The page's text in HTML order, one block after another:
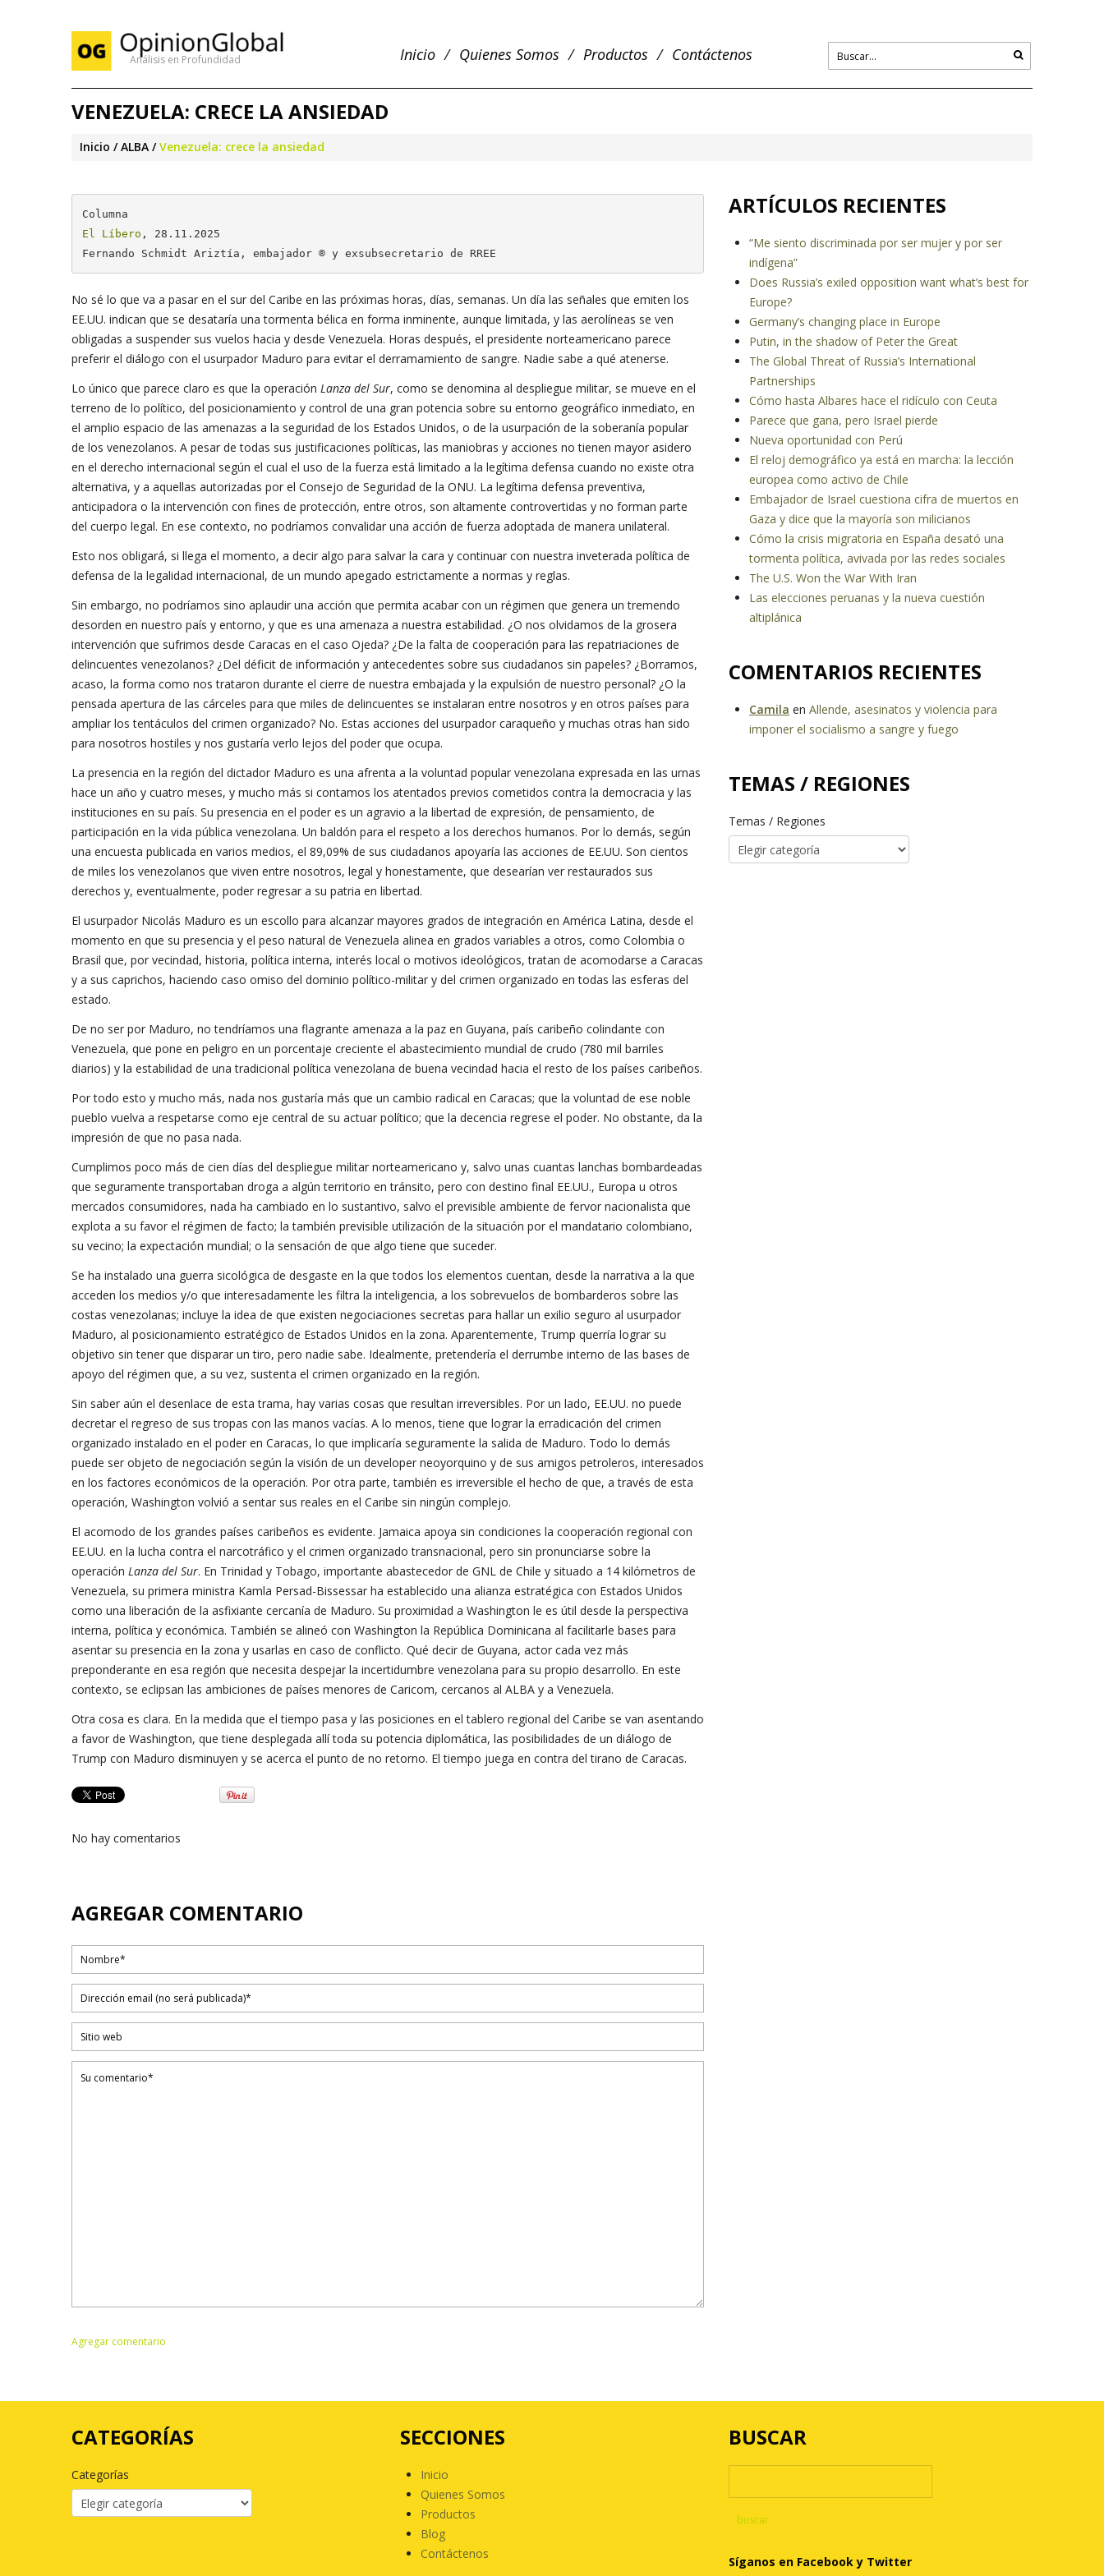
Análisis en Profundidad Inicio Quienes Somos Productos Contáctenos
VENEZUELA: CRECE LA ANSIEDAD
Inicio ALBA Venezuela: crece la ansiedad
El Líbero , 28.11.2025
Fernando Schmidt Ariztía, embajador ® y exsubsecretario de RREE
No sé lo que va a pasar en el sur del Caribe en las próximas horas, días, semanas. Un día las señales que emiten los
EE.UU. indican que se desataría una tormenta bélica en forma inminente, aunque limitada, y las aerolíneas se ven
obligadas a suspender sus vuelos hacia y desde Venezuela. Horas después, el presidente norteamericano parece
preferir el diálogo con el usurpador Maduro para evitar el derramamiento de sangre. Nadie sabe a qué atenerse.
Lo único que parece claro es que la operación Lanza del Sur, como se denomina al despliegue militar, se mueve en el
terreno de lo político, del posicionamiento y control de una gran potencia sobre su entorno geográfico inmediato, en
el amplio espacio de las amenazas a la seguridad de los Estados Unidos, o de la usurpación de la soberanía popular
de los venezolanos. A pesar de todas sus justificaciones políticas, las maniobras y acciones no tienen mayor asidero
en el derecho internacional según el cual el uso de la fuerza está limitado a la legítima defensa cuando no existe otra
alternativa, y a aquellas autorizadas por el Consejo de Seguridad de la ONU. La legítima defensa preventiva,
anticipadora o la intervención con fines de protección, entre otros, son altamente controvertidas y no forman parte
del cuerpo legal. En ese contexto, no podríamos convalidar una acción de fuerza adoptada de manera unilateral.
Esto nos obligará, si llega el momento, a decir algo para salvar la cara y continuar con nuestra inveterada política de
defensa de la legalidad internacional, de un mundo apegado estrictamente a normas y reglas.
Sin embargo, no podríamos sino aplaudir una acción que permita acabar con un régimen que genera un tremendo
desorden en nuestro país y entorno, y que es una amenaza a nuestra estabilidad. ¿O nos olvidamos de la grosera
intervención que sufrimos desde Caracas en el caso Ojeda? ¿De la falta de cooperación para las repatriaciones de
delincuentes venezolanos? ¿Del déficit de información y antecedentes sobre sus ciudadanos sin papeles? ¿Borramos,
acaso, la forma como nos trataron durante el cierre de nuestra embajada y la expulsión de nuestro personal? ¿O la
pensada apertura de las cárceles para que miles de delincuentes se instalaran entre nosotros y en otros países para
ampliar los tentáculos del crimen organizado? No. Estas acciones del usurpador caraqueño y muchas otras han sido
para nosotros hostiles y nos gustaría verlo lejos del poder que ocupa.
La presencia en la región del dictador Maduro es una afrenta a la voluntad popular venezolana expresada en las urnas
hace un año y cuatro meses, y mucho más si contamos los atentados previos cometidos contra la democracia y las
instituciones en su país. Su presencia en el poder es un agravio a la libertad de expresión, de pensamiento, de
participación en la vida pública venezolana. Un baldón para el respeto a los derechos humanos. Por lo demás, según
una encuesta publicada en varios medios, el 89,09% de sus ciudadanos apoyaría las acciones de EE.UU. Son cientos
de miles los venezolanos que viven entre nosotros, legal y honestamente, que desearían ver restaurados sus
derechos y, eventualmente, poder regresar a su patria en libertad.
El usurpador Nicolás Maduro es un escollo para alcanzar mayores grados de integración en América Latina, desde el
momento en que su presencia y el peso natural de Venezuela alinea en grados variables a otros, como Colombia o
Brasil que, por vecindad, historia, política interna, interés local o motivos ideológicos, tratan de acomodarse a Caracas
y a sus caprichos, haciendo caso omiso del dominio político-militar y del crimen organizado en todas las esferas del
estado.
De no ser por Maduro, no tendríamos una flagrante amenaza a la paz en Guyana, país caribeño colindante con
Venezuela, que pone en peligro en un porcentaje creciente el abastecimiento mundial de crudo (780 mil barriles
diarios) y la estabilidad de una tradicional política venezolana de buena vecindad hacia el resto de los países caribeños.
Por todo esto y mucho más, nada nos gustaría más que un cambio radical en Caracas; que la voluntad de ese noble
pueblo vuelva a respetarse como eje central de su actuar político; que la decencia regrese el poder. No obstante, da la
impresión de que no pasa nada.
Cumplimos poco más de cien días del despliegue militar norteamericano y, salvo unas cuantas lanchas bombardeadas
que seguramente transportaban droga a algún territorio en tránsito, pero con destino final EE.UU., Europa u otros
mercados consumidores, nada ha cambiado en lo sustantivo, salvo el previsible ambiente de fervor nacionalista que
explota a su favor el régimen de facto; la también previsible utilización de la situación por el mandatario colombiano,
su vecino; la expectación mundial; o la sensación de que algo tiene que suceder.
Se ha instalado una guerra sicológica de desgaste en la que todos los elementos cuentan, desde la narrativa a la que
acceden los medios y/o que interesadamente les filtra la inteligencia, a los sobrevuelos de bombarderos sobre las
costas venezolanas; incluye la idea de que existen negociaciones secretas para hallar un exilio seguro al usurpador
Maduro, al posicionamiento estratégico de Estados Unidos en la zona. Aparentemente, Trump querría lograr su
objetivo sin tener que disparar un tiro, pero nadie sabe. Idealmente, pretendería el derrumbe interno de las bases de
apoyo del régimen que, a su vez, sustenta el crimen organizado en la región.
Sin saber aún el desenlace de esta trama, hay varias cosas que resultan irreversibles. Por un lado, EE.UU. no puede
decretar el regreso de sus tropas con las manos vacías. A lo menos, tiene que lograr la erradicación del crimen
organizado instalado en el poder en Caracas, lo que implicaría seguramente la salida de Maduro. Todo lo demás
puede ser objeto de negociación según la visión de un developer neoyorquino y de sus amigos petroleros, interesados
en los factores económicos de la operación. Por otra parte, también es irreversible el hecho de que, a través de esta
operación, Washington volvió a sentar sus reales en el Caribe sin ningún complejo.
El acomodo de los grandes países caribeños es evidente. Jamaica apoya sin condiciones la cooperación regional con
EE.UU. en la lucha contra el narcotráfico y el crimen organizado transnacional, pero sin pronunciarse sobre la
operación Lanza del Sur. En Trinidad y Tobago, importante abastecedor de GNL de Chile y situado a 14 kilómetros de
Venezuela, su primera ministra Kamla Persad-Bissessar ha establecido una alianza estratégica con Estados Unidos
como una liberación de la asfixiante cercanía de Maduro. Su proximidad a Washington le es útil desde la perspectiva
interna, política y económica. También se alineó con Washington la República Dominicana al facilitarle bases para
asentar su presencia en la zona y usarlas en caso de conflicto. Qué decir de Guyana, actor cada vez más
preponderante en esa región que necesita despejar la incertidumbre venezolana para su propio desarrollo. En este
contexto, se eclipsan las ambiciones de países menores de Caricom, cercanos al ALBA y a Venezuela.
Otra cosa es clara. En la medida que el tiempo pasa y las posiciones en el tablero regional del Caribe se van asentando
a favor de Washington, que tiene desplegada allí toda su potencia diplomática, las posibilidades de un diálogo de
Trump con Maduro disminuyen y se acerca el punto de no retorno. El tiempo juega en contra del tirano de Caracas.
No hay comentarios
AGREGAR COMENTARIO
ARTÍCULOS RECIENTES
“Me siento discriminada por ser mujer y por ser
indígena”
Does Russia’s exiled opposition want what’s best for
Europe?
Germany’s changing place in Europe
Putin, in the shadow of Peter the Great
The Global Threat of Russia’s International
Partnerships
Cómo hasta Albares hace el ridículo con Ceuta
Parece que gana, pero Israel pierde
Nueva oportunidad con Perú
El reloj demográfico ya está en marcha: la lección
europea como activo de Chile
Embajador de Israel cuestiona cifra de muertos en
Gaza y dice que la mayoría son milicianos
Cómo la crisis migratoria en España desató una
tormenta política, avivada por las redes sociales
The U.S. Won the War With Iran
Las elecciones peruanas y la nueva cuestión
altiplánica
COMENTARIOS RECIENTES
Camila en Allende, asesinatos y violencia para
imponer el socialismo a sangre y fuego
TEMAS / REGIONES
Temas / Regiones
CATEGORÍAS
Categorías
SECCIONES
Inicio
Quienes Somos
Productos
Blog
Contáctenos
BUSCAR
Síganos en Facebook y Twitter